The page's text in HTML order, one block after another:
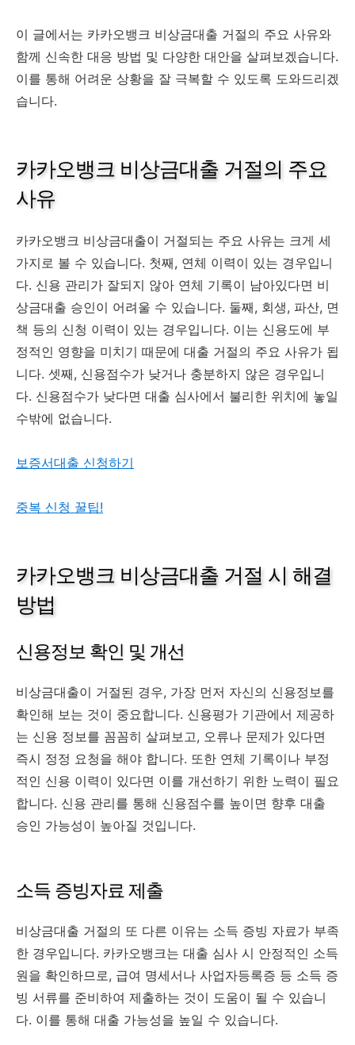
이 글에서는 카카오뱅크 비상금대출 거절의 주요 사유와
함께 신속한 대응 방법 및 다양한 대안을 살펴보겠습니다.
이를 통해 어려운 상황을 잘 극복할 수 있도록 도와드리겠
습니다.
카카오뱅크 비상금대출 거절의 주요
사유
카카오뱅크 비상금대출이 거절되는 주요 사유는 크게 세
가지로 볼 수 있습니다. 첫째, 연체 이력이 있는 경우입니
다. 신용 관리가 잘되지 않아 연체 기록이 남아있다면 비
상금대출 승인이 어려울 수 있습니다. 둘째, 회생, 파산, 면
책 등의 신청 이력이 있는 경우입니다. 이는 신용도에 부
정적인 영향을 미치기 때문에 대출 거절의 주요 사유가 됩
니다. 셋째, 신용점수가 낮거나 충분하지 않은 경우입니
다. 신용점수가 낮다면 대출 심사에서 불리한 위치에 놓일
수밖에 없습니다.
보증서대출 신청하기
중복 신청 꿀팁!
카카오뱅크 비상금대출 거절 시 해결
방법
신용정보 확인 및 개선
비상금대출이 거절된 경우, 가장 먼저 자신의 신용정보를
확인해 보는 것이 중요합니다. 신용평가 기관에서 제공하
는 신용 정보를 꼼꼼히 살펴보고, 오류나 문제가 있다면
즉시 정정 요청을 해야 합니다. 또한 연체 기록이나 부정
적인 신용 이력이 있다면 이를 개선하기 위한 노력이 필요
합니다. 신용 관리를 통해 신용점수를 높이면 향후 대출
승인 가능성이 높아질 것입니다.
소득 증빙자료 제출
비상금대출 거절의 또 다른 이유는 소득 증빙 자료가 부족
한 경우입니다. 카카오뱅크는 대출 심사 시 안정적인 소득
원을 확인하므로, 급여 명세서나 사업자등록증 등 소득 증
빙 서류를 준비하여 제출하는 것이 도움이 될 수 있습니
다. 이를 통해 대출 가능성을 높일 수 있습니다.